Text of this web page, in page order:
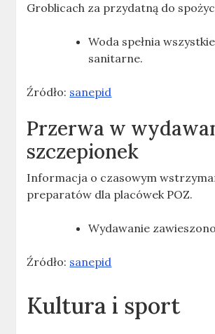
Groblicach za przydatną do
Woda spełnia
sanitarne.
Źródło: sanepid
Przerwa w
szczepionek
Informacja o czasowym
preparatów dla placówek POZ.
Wydawanie
Źródło: sanepid
Kultura i sport